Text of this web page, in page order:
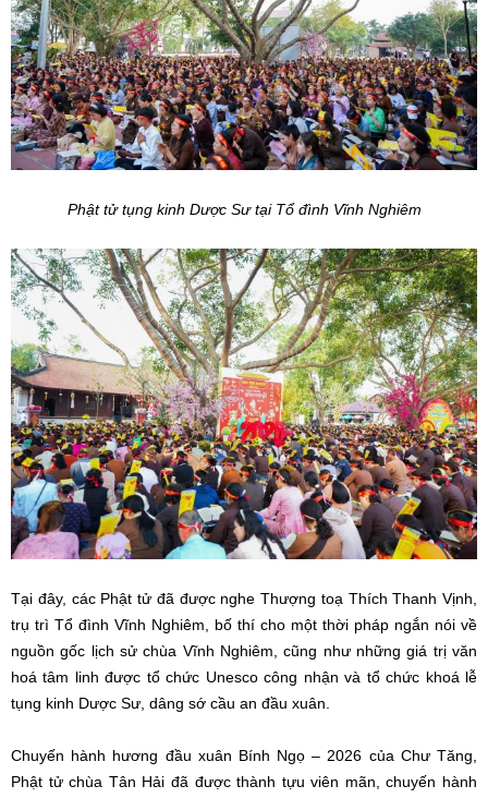
Phật tử tụng kinh Dược Sư tại Tổ đình Vĩnh Nghiêm
Tại đây, các Phật tử đã được nghe Thượng toạ Thích Thanh Vịnh,
trụ trì Tổ đình Vĩnh Nghiêm, bố thí cho một thời pháp ngắn nói về
nguồn gốc lịch sử chùa Vĩnh Nghiêm, cũng như những giá trị văn
hoá tâm linh được tổ chức Unesco công nhận và tổ chức khoá lễ
tụng kinh Dược Sư, dâng sớ cầu an đầu xuân.
Chuyến hành hương đầu xuân Bính Ngọ – 2026 của Chư Tăng,
Phật tử chùa Tân Hải đã được thành tựu viên mãn, chuyến hành